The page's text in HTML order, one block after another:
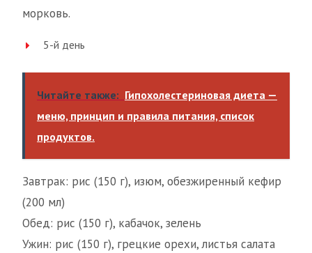
морковь.
5-й день
Читайте также: Гипохолестериновая диета —
меню, принцип и правила питания, список
продуктов.
Завтрак: рис (150 г), изюм, обезжиренный кефир
(200 мл)
Обед: рис (150 г), кабачок, зелень
Ужин: рис (150 г), грецкие орехи, листья салата